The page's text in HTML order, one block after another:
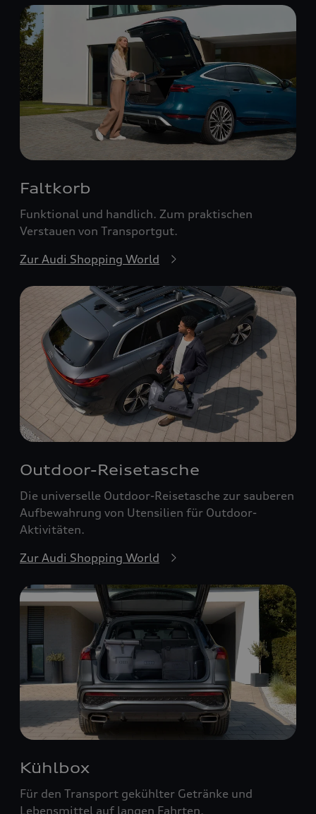
Faltkorb
Funktional und handlich. Zum praktischen
Verstauen von Transportgut.
Zur Audi Shopping World
Outdoor-Reisetasche
Die universelle Outdoor-Reisetasche zur sauberen
Aufbewahrung von Utensilien für Outdoor-
Aktivitäten.
Zur Audi Shopping World
Kühlbox
Für den Transport gekühlter Getränke und
Lebensmittel auf langen Fahrten.